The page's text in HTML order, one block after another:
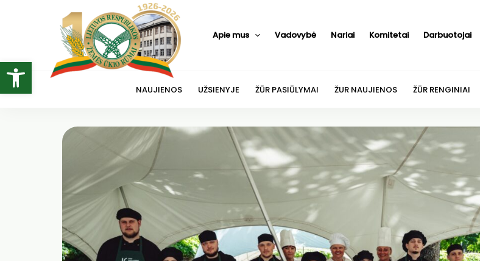
Open toolbar
Apie mus Vadovybė Nariai Komitetai Darbuotojai
NAUJIENOS UŽSIENYJE ŽŪR PASIŪLYMAI ŽUR NAUJIENOS ŽŪR RENGINIAI